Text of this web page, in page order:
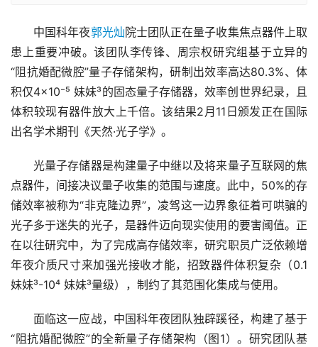
中国科年夜郭光灿院士团队正在量子收集焦点器件上取
患上重要冲破。该团队李传锋、周宗权研究组基于立异的
“阻抗婚配微腔”量子存储架构，研制出效率高达80.3%、体
积仅4×10⁻⁵ 妹妹³的固态量子存储器，效率创世界纪录，且
体积较现有器件放大上千倍。该结果2月11日颁发正在国际
出名学术期刊《天然·光子学》。
光量子存储器是构建量子中继以及将来量子互联网的焦
点器件，间接决议量子收集的范围与速度。此中，50%的存
储效率被称为“非克隆边界”，凌驾这一边界象征着可哄骗的
光子多于迷失的光子，是器件迈向现实使用的要害阈值。正
在以往研究中，为了完成高存储效率，研究职员广泛依赖增
年夜介质尺寸来加强光接收才能，招致器件体积复杂（0.1
妹妹³-10⁴ 妹妹³量级），制约了其范围化集成与使用。
面临这一应战，中国科年夜团队独辟蹊径，构建了基于
“阻抗婚配微腔”的全新量子存储架构（图1）。研究团队基